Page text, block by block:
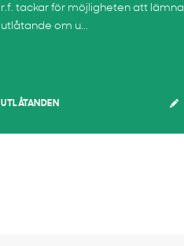
r.f. tackar för möjligheten att lämna
utlåtande om u...
UTLÅTANDEN